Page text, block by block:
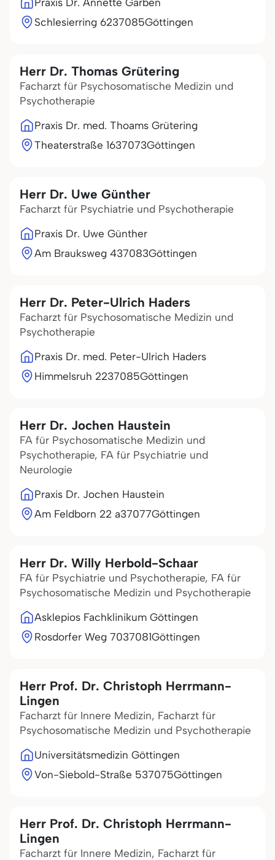
Praxis Dr. Annette Garben
Schlesierring 6237085Göttingen
Herr Dr. Thomas Grütering
Facharzt für Psychosomatische Medizin und
Psychotherapie
Praxis Dr. med. Thoams Grütering
Theaterstraße 1637073Göttingen
Herr Dr. Uwe Günther
Facharzt für Psychiatrie und Psychotherapie
Praxis Dr. Uwe Günther
Am Brauksweg 437083Göttingen
Herr Dr. Peter-Ulrich Haders
Facharzt für Psychosomatische Medizin und
Psychotherapie
Praxis Dr. med. Peter-Ulrich Haders
Himmelsruh 2237085Göttingen
Herr Dr. Jochen Haustein
FA für Psychosomatische Medizin und
Psychotherapie, FA für Psychiatrie und
Neurologie
Praxis Dr. Jochen Haustein
Am Feldborn 22 a37077Göttingen
Herr Dr. Willy Herbold-Schaar
FA für Psychiatrie und Psychotherapie, FA für
Psychosomatische Medizin und Psychotherapie
Asklepios Fachklinikum Göttingen
Rosdorfer Weg 7037081Göttingen
Herr Prof. Dr. Christoph Herrmann-
Lingen
Facharzt für Innere Medizin, Facharzt für
Psychosomatische Medizin und Psychotherapie
Universitätsmedizin Göttingen
Von-Siebold-Straße 537075Göttingen
Herr Prof. Dr. Christoph Herrmann-
Lingen
Facharzt für Innere Medizin, Facharzt für